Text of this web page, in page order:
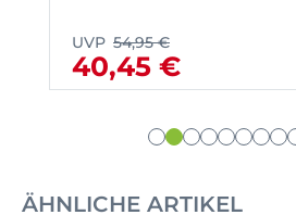
UVP 54,95 €
40,45 €
ÄHNLICHE ARTIKEL